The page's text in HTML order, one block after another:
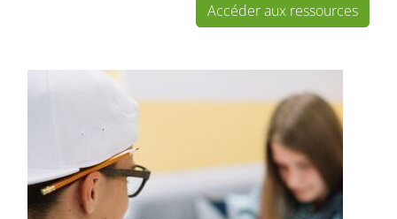
Accéder aux ressources